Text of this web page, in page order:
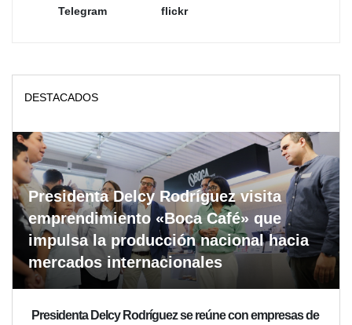
Telegram flickr
DESTACADOS
Presidenta Delcy Rodríguez visita
emprendimiento «Boca Café» que
impulsa la producción nacional hacia
mercados internacionales
Presidenta Delcy Rodríguez se reúne con empresas de